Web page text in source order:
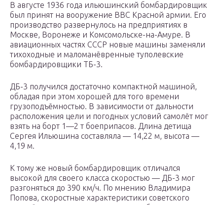
В августе 1936 года ильюшинский бомбардировщик
был принят на вооружение ВВС Красной армии. Его
производство развернулось на предприятиях в
Москве, Воронеже и Комсомольске-на-Амуре. В
авиационных частях СССР новые машины заменяли
тихоходные и маломанёвренные туполевские
бомбардировщики ТБ-3.
ДБ-3 получился достаточно компактной машиной,
обладая при этом хорошей для того времени
грузоподъёмностью. В зависимости от дальности
расположения цели и погодных условий самолёт мог
взять на борт 1—2 т боеприпасов. Длина детища
Сергея Ильюшина составляла — 14,22 м, высота —
4,19 м.
К тому же новый бомбардировщик отличался
высокой для своего класса скоростью — ДБ-3 мог
разгоняться до 390 км/ч. По мнению Владимира
Попова, скоростные характеристики советского